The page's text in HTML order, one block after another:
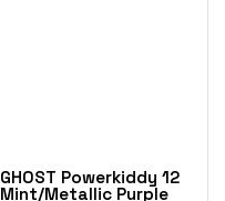
GHOST Powerkiddy 12
Mint/Metallic Purple